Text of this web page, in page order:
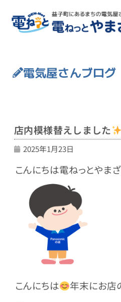
電気屋さんブログ
店内模様替えしました
2025年1月23日
こんにちは電ねっとやま
こんにちは 年末にお店